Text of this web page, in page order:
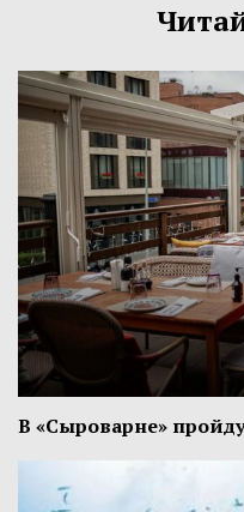
В «Сыроварне»